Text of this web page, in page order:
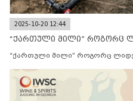
2025-10-20 12:44
“ქართული მილი” როგორც
“ქართული მილი” როგორც